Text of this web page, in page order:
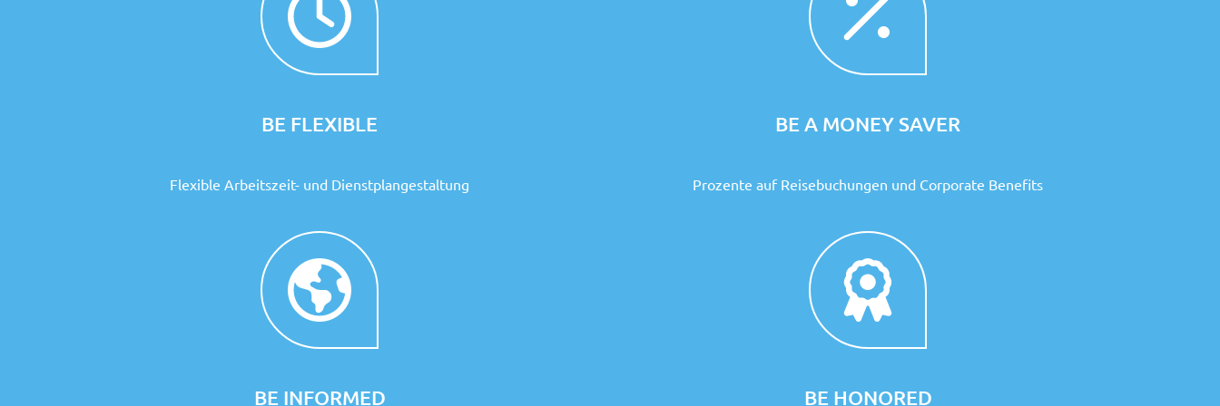
BE FLEXIBLE
Flexible Arbeitszeit- und Dienstplangestaltung
BE A MONEY SAVER
Prozente auf Reisebuchungen und Corporate Benefits
BE INFORMED BE HONORED